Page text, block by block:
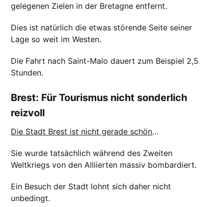
gelegenen Zielen in der Bretagne entfernt.
Dies ist natürlich die etwas störende Seite seiner
Lage so weit im Westen.
Die Fahrt nach Saint-Malo dauert zum Beispiel 2,5
Stunden.
Brest: Für Tourismus nicht sonderlich
reizvoll
Die Stadt Brest ist nicht gerade schön…
Sie wurde tatsächlich während des Zweiten
Weltkriegs von den Alliierten massiv bombardiert.
Ein Besuch der Stadt lohnt sich daher nicht
unbedingt.